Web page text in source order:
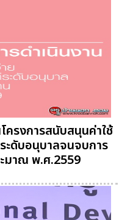
ครงการสนับสนุนค่าใช้
ะดับอนุบาลจนจบการ
มาณ พ.ศ.2559